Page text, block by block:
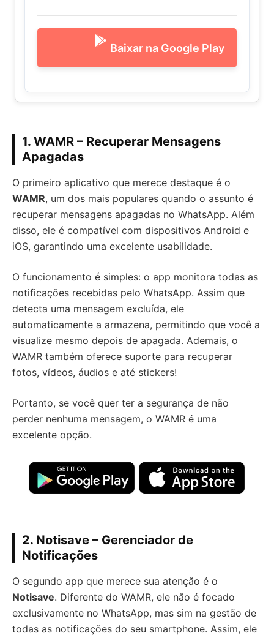
Baixar na Google Play
1. WAMR – Recuperar Mensagens
Apagadas
O primeiro aplicativo que merece destaque é o
WAMR, um dos mais populares quando o assunto é
recuperar mensagens apagadas no WhatsApp. Além
disso, ele é compatível com dispositivos Android e
iOS, garantindo uma excelente usabilidade.
O funcionamento é simples: o app monitora todas as
notificações recebidas pelo WhatsApp. Assim que
detecta uma mensagem excluída, ele
automaticamente a armazena, permitindo que você a
visualize mesmo depois de apagada. Ademais, o
WAMR também oferece suporte para recuperar
fotos, vídeos, áudios e até stickers!
Portanto, se você quer ter a segurança de não
perder nenhuma mensagem, o WAMR é uma
excelente opção.
2. Notisave – Gerenciador de
Notificações
O segundo app que merece sua atenção é o
Notisave. Diferente do WAMR, ele não é focado
exclusivamente no WhatsApp, mas sim na gestão de
todas as notificações do seu smartphone. Assim, ele